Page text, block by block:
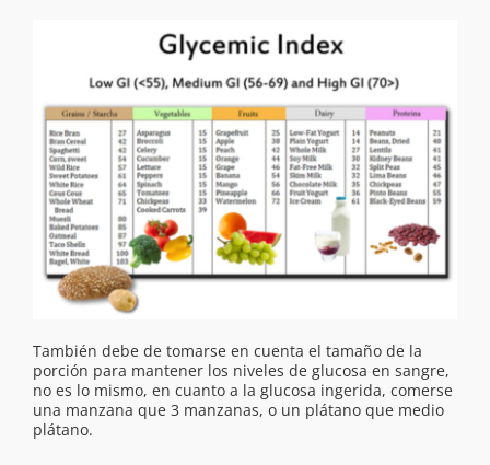
También debe de tomarse en cuenta el tamaño de la
porción para mantener los niveles de glucosa en sangre,
no es lo mismo, en cuanto a la glucosa ingerida, comerse
una manzana que 3 manzanas, o un plátano que medio
plátano.